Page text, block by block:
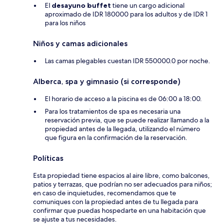
El desayuno buffet tiene un cargo adicional
aproximado de IDR 180000 para los adultos y de IDR 1
para los niños
Niños y camas adicionales
Las camas plegables cuestan IDR 550000.0 por noche.
Alberca, spa y gimnasio (si corresponde)
El horario de acceso a la piscina es de 06:00 a 18:00.
Para los tratamientos de spa es necesaria una
reservación previa, que se puede realizar llamando a la
propiedad antes de la llegada, utilizando el número
que figura en la confirmación de la reservación.
Políticas
Esta propiedad tiene espacios al aire libre, como balcones,
patios y terrazas, que podrían no ser adecuados para niños;
en caso de inquietudes, recomendamos que te
comuniques con la propiedad antes de tu llegada para
confirmar que puedas hospedarte en una habitación que
se ajuste a tus necesidades.